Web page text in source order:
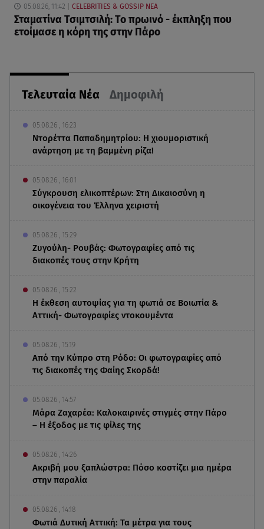
Τελευταία Νέα Δημοφιλή
05.08.26 , 16:23
Ντορέττα Παπαδημητρίου: Η χιουμοριστική
ανάρτηση με τη βαμμένη ρίζα!
05.08.26 , 16:01
Σύγκρουση ελικοπτέρων: Στη Δικαιοσύνη η
οικογένεια του Έλληνα χειριστή
05.08.26 , 15:29
Ζυγούλη- Ρουβάς: Φωτογραφίες από τις
διακοπές τους στην Κρήτη
05.08.26 , 15:22
Η έκθεση αυτοψίας για τη φωτιά σε Βοιωτία &
Αττική- Φωτογραφίες ντοκουμέντα
05.08.26 , 15:19
Από την Κύπρο στη Ρόδο: Οι φωτογραφίες από
τις διακοπές της Φαίης Σκορδά!
05.08.26 , 14:57
Μάρα Ζαχαρέα: Καλοκαιρινές στιγμές στην Πάρο
– Η έξοδος με τις φίλες της
05.08.26 , 14:26
Ακριβή μου ξαπλώστρα: Πόσο κοστίζει μια ημέρα
στην παραλία
05.08.26 , 14:18
Φωτιά Δυτική Αττική: Τα μέτρα για τους
05.08.26, 11:42 CELEBRITIES & GOSSIP ΝΕΑ
Σταματίνα Τσιμτσιλή: Το πρωινό - έκπληξη που
ετοίμασε η κόρη της στην Πάρο